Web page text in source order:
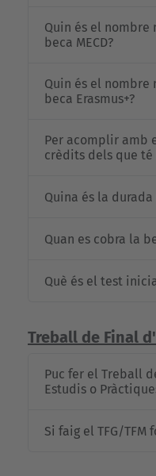
Quin és el
beca MECD?
Quin és el
beca Erasmus+?
Per acomplir amb
crèdits dels que
Quina és la
Quan es cobra la
Què és el test
Treball de Final
Puc fer el Treball
Estudis o
Si faig el TFG/